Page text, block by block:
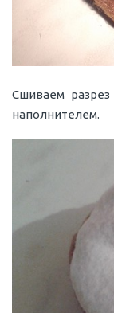
Сшиваем
наполнителем.